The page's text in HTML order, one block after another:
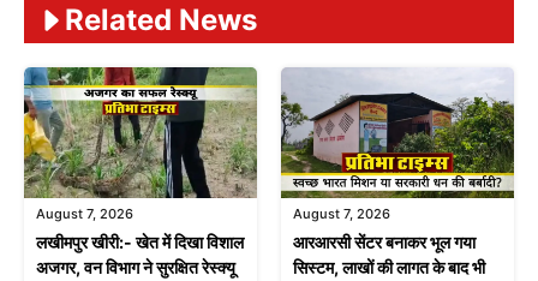
Related News
August 7, 2026
लखीमपुर खीरी:- खेत में दिखा विशाल
अजगर, वन विभाग ने सुरक्षित रेस्क्यू
August 7, 2026
आरआरसी सेंटर बनाकर भूल गया
सिस्टम, लाखों की लागत के बाद भी